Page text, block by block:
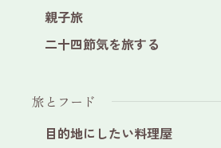
親子旅
二十四節気を旅する
旅とフード
目的地にしたい料理屋